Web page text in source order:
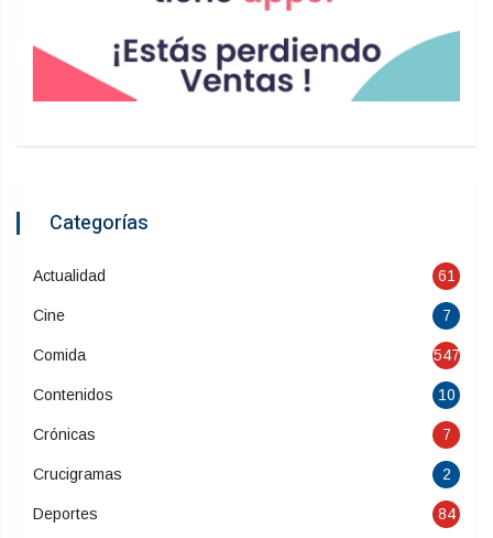
Categorías
Actualidad 61
Cine 7
Comida 547
Contenidos 10
Crónicas 7
Crucigramas 2
Deportes 84